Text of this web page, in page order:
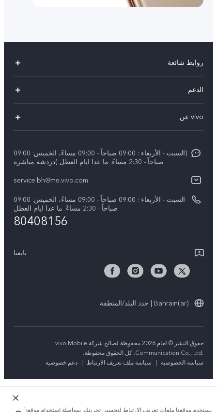
روابط شائعة
X200 FE (New)
V50 Lite 5G
V50 5G
الدعم
Funtouch OS
بيان الخصوصية بشأن خدمة العملاء
vivo عن
نبذة عنا
مركز الخصوصية لدى vivo
(السبت - الأربعاء : 09:00 صباحاً - 09:00 مساءً، الخميس: 09:00
صباحاً - 2:30 مساءً. ما عدا ايام العطل )دردشة مباشرة
service.bh@me.vivo.com
السبت - الأربعاء : 09:00 صباحاً - 09:00 مساءً، الخميس: 09:00
صباحاً - 2:30 مساءً. ما عدا ايام العطل
80408156
تابعنا
Bahrain(ar) | حدد البلد/المنطقة
حقوق النشر © لعام 2026 محفوظة لصالح شركة vivo Mobile
Communication Co., Ltd.‎. كل الحقوق محفوظة.
سياسة الخصوصية
| سياسة ملف تعريف الارتباط | دعم خصوصية
يستخدم موقعنا ملفات تعريف الارتباط لتحسين تجربتك. بمواصلة استخدام موقعنا؛